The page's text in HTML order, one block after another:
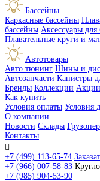
Бассейны
Каркасные бассейны
бассейны Аксессуары для
Плавательные круги и
Автотовары
Авто тюнинг Шины и
Автозапчасти Канистры
Бренды Коллекции Акции
Как купить
Условия оплаты Условия
О компании
Новости Склады
Контакты

+7 (499) 113-65-74
+7 (966) 007-58-83
+7 (985) 904-53-90